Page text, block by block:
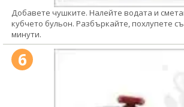
Добавете чушките. Налейте водата и
кубчето бульон. Разбъркайте, похлупете
минути.
6